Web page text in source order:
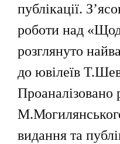
публікації.
роботи над
розглянуто
до ювілеїв
Проаналізовано
видання та